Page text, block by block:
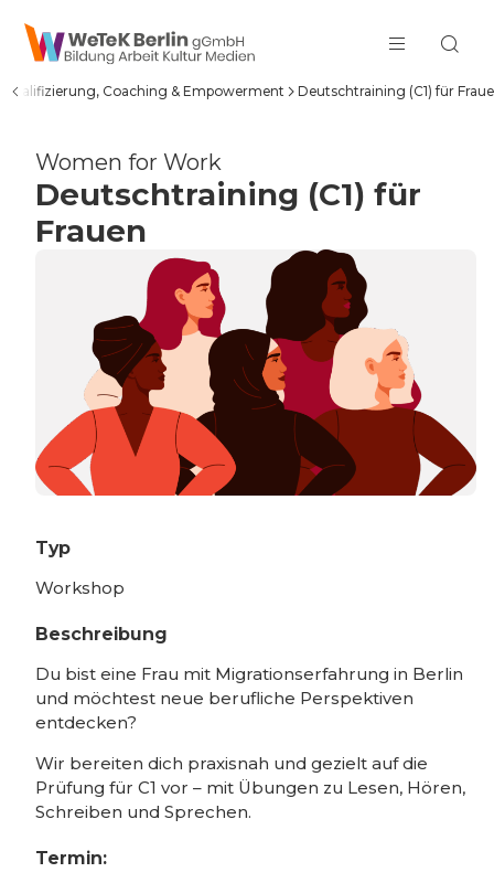
zum Inhalt springen
Qualifizierung, Coaching & Empowerment Deutschtraining (C1) für
Women for Work
Deutschtraining (C1) für
Frauen
Typ
Workshop
Beschreibung
Du bist eine Frau mit Migrationserfahrung in Berlin
und möchtest neue berufliche Perspektiven
entdecken?
Wir bereiten dich praxisnah und gezielt auf die
Prüfung für C1 vor – mit Übungen zu Lesen, Hören,
Schreiben und Sprechen.
Termin: